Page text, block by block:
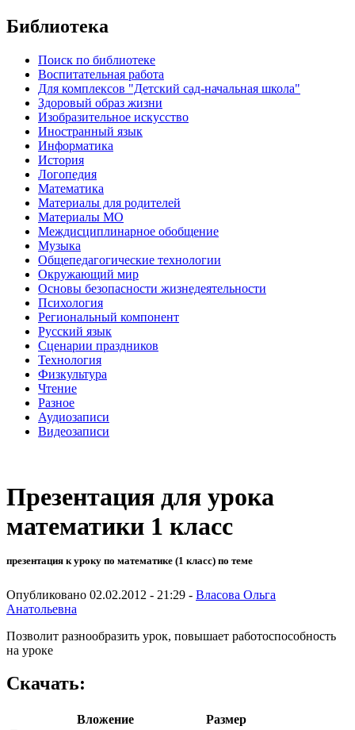
Библиотека
Поиск по библиотеке
Воспитательная работа
Для комплексов "Детский сад-начальная школа"
Здоровый образ жизни
Изобразительное искусство
Иностранный язык
Информатика
История
Логопедия
Математика
Материалы для родителей
Материалы МО
Междисциплинарное обобщение
Музыка
Общепедагогические технологии
Окружающий мир
Основы безопасности жизнедеятельности
Психология
Региональный компонент
Русский язык
Сценарии праздников
Технология
Физкультура
Чтение
Разное
Аудиозаписи
Видеозаписи
Презентация для урока
математики 1 класс
презентация к уроку по математике (1 класс) по теме
Опубликовано 02.02.2012 - 21:29 - Власова Ольга
Анатольевна
Позволит разнообразить урок, повышает работоспособность
на уроке
Скачать:
Вложение
Размер